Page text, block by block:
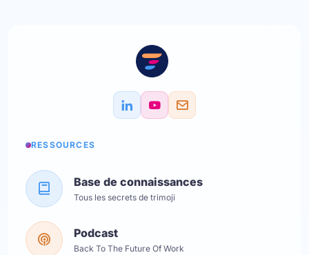
RESSOURCES
Base de connaissances
Tous les secrets de trimoji
Podcast
Back To The Future Of Work